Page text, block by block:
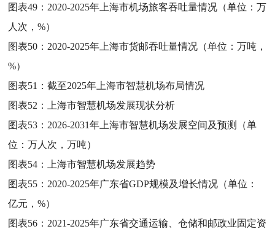
图表49： 2020-2025年上海市机场旅客吞吐量情况（单位：万
人次，%）
图表50： 2020-2025年上海市货邮吞吐量情况（单位：万吨，
%）
图表51：截至2025年上海市智慧机场布局情况
图表52：
上海市智慧机场发展现状分析
图表53： 2026-2031年上海市智慧机场发展空间及预测（单
位：万人次，万吨）
图表54：
上海市智慧机场发展趋势
图表55： 2020-2025年广东省GDP规模及增长情况（单位：
亿元，%）
图表56： 2021-2025年广东省交通运输、仓储和邮政业固定资